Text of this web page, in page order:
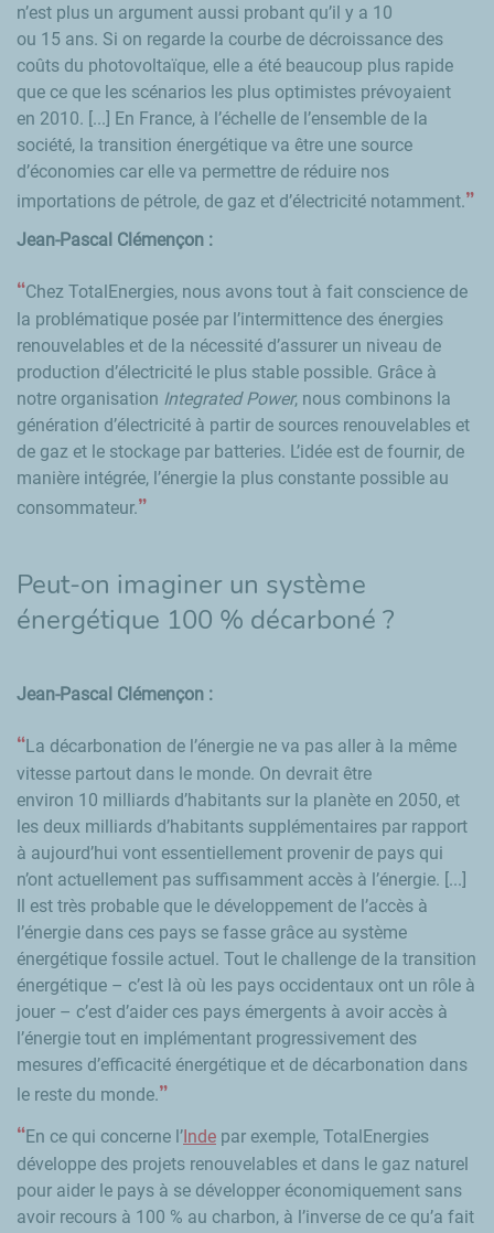
n’est plus un argument aussi probant qu’il y a 10
ou 15 ans. Si on regarde la courbe de décroissance des
coûts du photovoltaïque, elle a été beaucoup plus rapide
que ce que les scénarios les plus optimistes prévoyaient
en 2010. [...] En France, à l’échelle de l’ensemble de la
société, la transition énergétique va être une source
d’économies car elle va permettre de réduire nos
importations de pétrole, de gaz et d’électricité notamment.
Jean-Pascal Clémençon :
Chez TotalEnergies, nous avons tout à fait conscience de
la problématique posée par l’intermittence des énergies
renouvelables et de la nécessité d’assurer un niveau de
production d’électricité le plus stable possible. Grâce à
notre organisation Integrated Power, nous combinons la
génération d’électricité à partir de sources renouvelables et
de gaz et le stockage par batteries. L’idée est de fournir, de
manière intégrée, l’énergie la plus constante possible au
consommateur.
Peut-on imaginer un système
énergétique 100 % décarboné ?
Jean-Pascal Clémençon :
La décarbonation de l’énergie ne va pas aller à la même
vitesse partout dans le monde. On devrait être
environ 10 milliards d’habitants sur la planète en 2050, et
les deux milliards d’habitants supplémentaires par rapport
à aujourd’hui vont essentiellement provenir de pays qui
n’ont actuellement pas suffisamment accès à l’énergie. [...]
Il est très probable que le développement de l’accès à
l’énergie dans ces pays se fasse grâce au système
énergétique fossile actuel. Tout le challenge de la transition
énergétique – c’est là où les pays occidentaux ont un rôle à
jouer – c’est d’aider ces pays émergents à avoir accès à
l’énergie tout en implémentant progressivement des
mesures d’efficacité énergétique et de décarbonation dans
le reste du monde.
En ce qui concerne l’Inde par exemple, TotalEnergies
développe des projets renouvelables et dans le gaz naturel
pour aider le pays à se développer économiquement sans
avoir recours à 100 % au charbon, à l’inverse de ce qu’a fait